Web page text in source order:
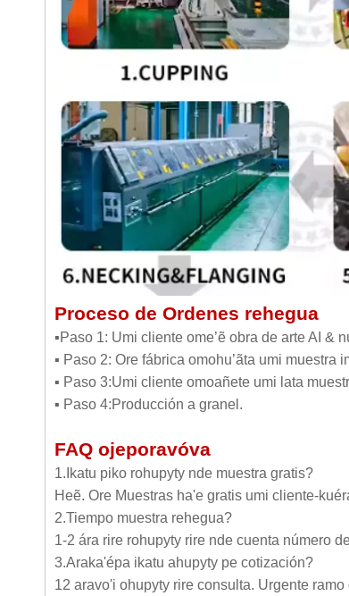
Proceso de Ordenes rehegua
▪Paso 1: Umi cliente ome’ẽ obra de arte AI &
▪ Paso 2: Ore fábrica omohu’ãta umi muestra
▪ Paso 3:Umi cliente omoañete umi lata
▪ Paso 4:Producción a granel.
FAQ ojeporavóva
1.Ikatu piko rohupyty nde muestra gratis?
Heẽ. Ore Muestras ha'e gratis umi cliente-
2.Tiempo muestra rehegua?
1-2 ára rire rohupyty rire nde cuenta número
3.Araka'épa ikatu ahupyty pe cotización?
12 aravo'i ohupyty rire consulta. Urgente